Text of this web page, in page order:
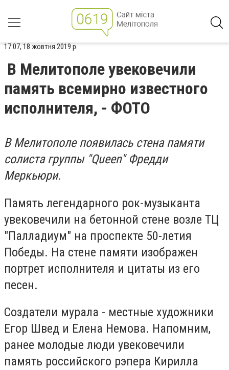
17:07, 18 жовтня 2019 р.
В Мелитополе увековечили
память всемирно известного
исполнителя, - ФОТО
В Мелитополе появилась стена памяти
солиста группы "Queen" Фредди
Меркьюри.
Память легендарного рок-музыканта
увековечили на бетонной стене возле ТЦ
"Палладиум" на проспекте 50-летия
Победы. На стене памяти изображен
портрет исполнителя и цитаты из его
песен.
Создатели мурала - местные художники
Егор Швед и Елена Немова. Напомним,
ранее молодые люди увековечили
память российского рэпера Кирилла